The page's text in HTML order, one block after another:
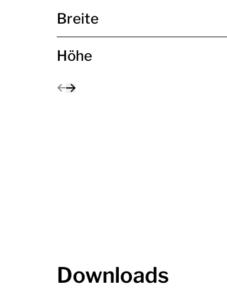
Breite
Höhe
Downloads